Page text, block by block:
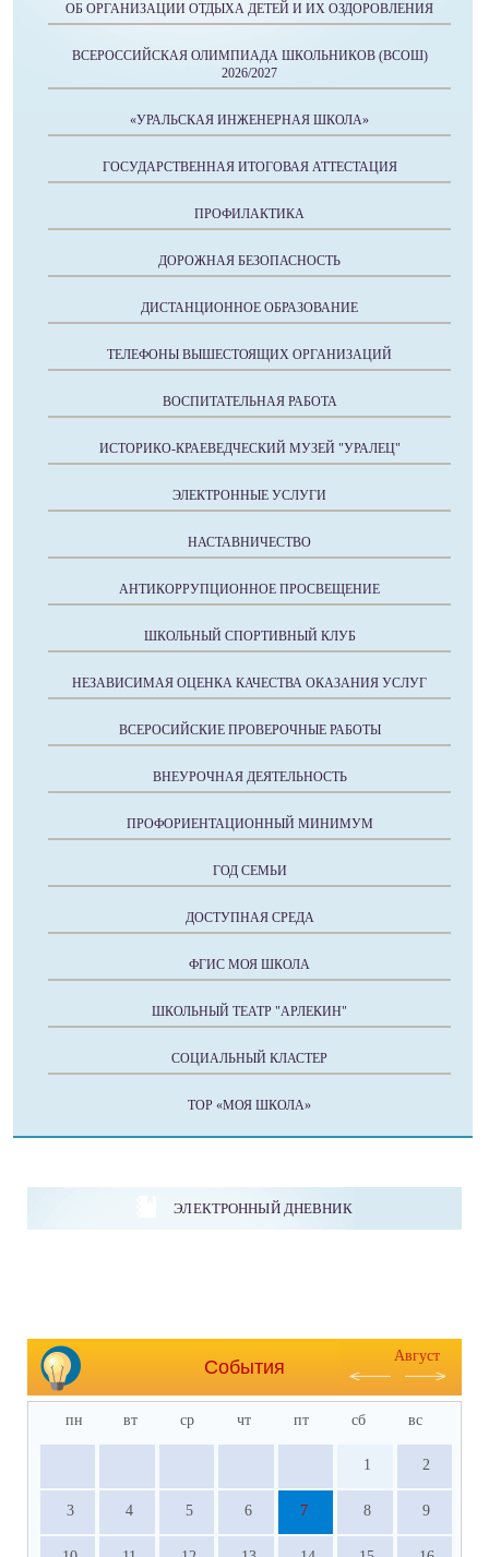
ОБ ОРГАНИЗАЦИИ ОТДЫХА ДЕТЕЙ И ИХ ОЗДОРОВЛЕНИЯ
ВСЕРОССИЙСКАЯ ОЛИМПИАДА ШКОЛЬНИКОВ (ВСОШ)
2026/2027
«УРАЛЬСКАЯ ИНЖЕНЕРНАЯ ШКОЛА»
ГОСУДАРСТВЕННАЯ ИТОГОВАЯ АТТЕСТАЦИЯ
ПРОФИЛАКТИКА
ДОРОЖНАЯ БЕЗОПАСНОСТЬ
ДИСТАНЦИОННОЕ ОБРАЗОВАНИЕ
ТЕЛЕФОНЫ ВЫШЕСТОЯЩИХ ОРГАНИЗАЦИЙ
ВОСПИТАТЕЛЬНАЯ РАБОТА
ИСТОРИКО-КРАЕВЕДЧЕСКИЙ МУЗЕЙ "УРАЛЕЦ"
ЭЛЕКТРОННЫЕ УСЛУГИ
НАСТАВНИЧЕСТВО
АНТИКОРРУПЦИОННОЕ ПРОСВЕЩЕНИЕ
ШКОЛЬНЫЙ СПОРТИВНЫЙ КЛУБ
НЕЗАВИСИМАЯ ОЦЕНКА КАЧЕСТВА ОКАЗАНИЯ УСЛУГ
ВСЕРОСИЙСКИЕ ПРОВЕРОЧНЫЕ РАБОТЫ
ВНЕУРОЧНАЯ ДЕЯТЕЛЬНОСТЬ
ПРОФОРИЕНТАЦИОННЫЙ МИНИМУМ
ГОД СЕМЬИ
ДОСТУПНАЯ СРЕДА
ФГИС МОЯ ШКОЛА
ШКОЛЬНЫЙ ТЕАТР "АРЛЕКИН"
СОЦИАЛЬНЫЙ КЛАСТЕР
ТОР «МОЯ ШКОЛА»
ЭЛЕКТРОННЫЙ ДНЕВНИК
События
Август
пн вт ср чт пт сб вс
1 2
3 4 5 6 7 8 9